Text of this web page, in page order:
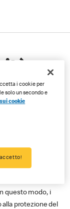
le
svizzera
questo modo, i
protezione del
i cookie per
solo un secondo e
cookie